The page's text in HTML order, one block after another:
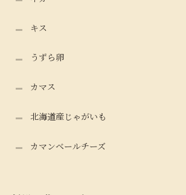
キス
うずら卵
カマス
北海道産じゃがいも
カマンベールチーズ